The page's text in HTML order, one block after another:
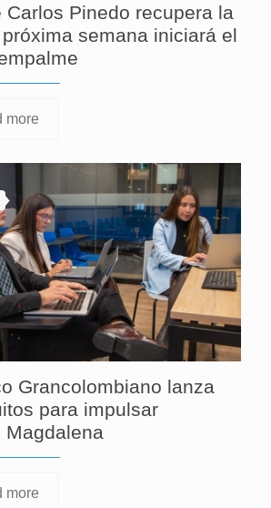
Carlos Pinedo recupera la
semana iniciará el
more
Grancolombiano lanza
para impulsar
Magdalena
more